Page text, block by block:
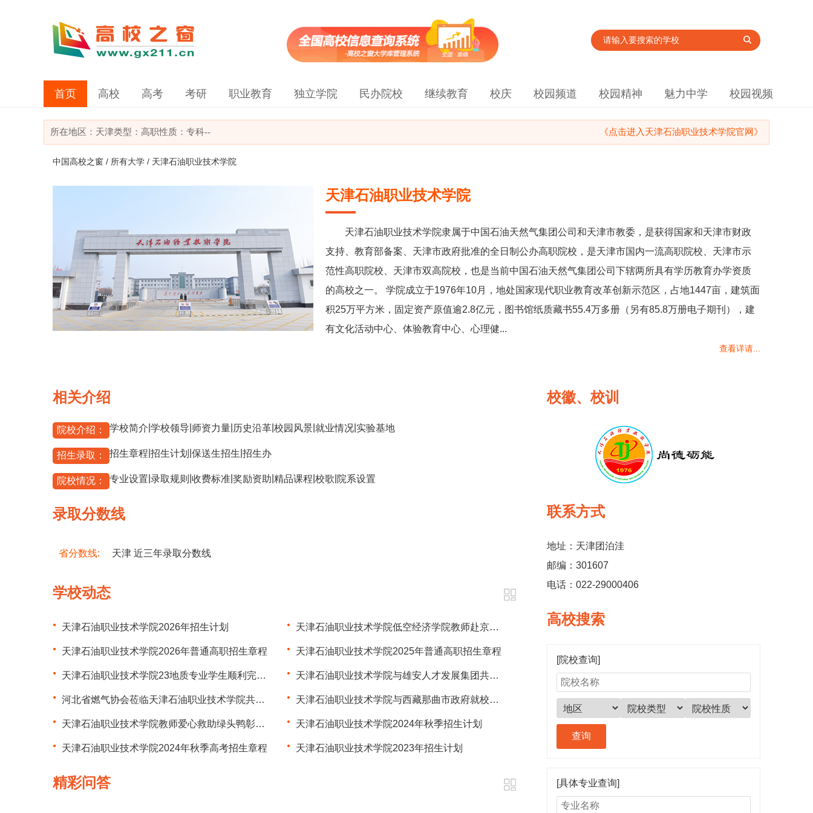
首页 高校 高考 考研 职业教育 独立学院 民办院校 继续教育 校庆 校园频道 校园精神 魅力中学 校园视频
所在地区： 天津类型： 高职性质：专科-- 《点击进入天津石油职业技术学院官网》
中国高校之窗 / 所有大学 / 天津石油职业技术学院
天津石油职业技术学院
天津石油职业技术学院隶属于中国石油天然气集团公司和天津市教委，是获得国家和天津市财政
支持、教育部备案、天津市政府批准的全日制公办高职院校，是天津市国内一流高职院校、天津市示
范性高职院校、天津市双高院校，也是当前中国石油天然气集团公司下辖两所具有学历教育办学资质
的高校之一。 学院成立于1976年10月，地处国家现代职业教育改革创新示范区，占地1447亩，建筑面
积25万平方米，固定资产原值逾2.8亿元，图书馆纸质藏书55.4万多册（另有85.8万册电子期刊），建
有文化活动中心、体验教育中心、心理健...
查看详请...
相关介绍
院校介绍： 学校简介 学校领导 师资力量 历史沿革 校园风景 就业情况 实验基地
招生录取： 招生章程 招生计划 保送生招生 招生办
院校情况： 专业设置 录取规则 收费标准 奖励资助 精品课程 校歌 院系设置
录取分数线
省分数线: 天津 近三年录取分数线
学校动态
天津石油职业技术学院2026年招生计划 天津石油职业技术学院低空经济学院教师赴京参培为专业升级夯实根基
天津石油职业技术学院2026年普通高职招生章程 天津石油职业技术学院2025年普通高职招生章程
天津石油职业技术学院23地质专业学生顺利完成野外实习 天津石油职业技术学院与雄安人才发展集团共商培训新合作
河北省燃气协会莅临天津石油职业技术学院共促区域发展 天津石油职业技术学院与西藏那曲市政府就校地合作等展开交流
天津石油职业技术学院教师爱心救助绿头鸭彰显生态保护担当 天津石油职业技术学院2024年秋季招生计划
天津石油职业技术学院2024年秋季高考招生章程 天津石油职业技术学院2023年招生计划
精彩问答
校徽、校训
联系方式
地址：天津团泊洼
邮编：301607
电话：022-29000406
高校搜索
[院校查询]
[具体专业查询]